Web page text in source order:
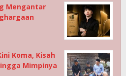
Mengantar
Koma, Kisah
Mimpinya